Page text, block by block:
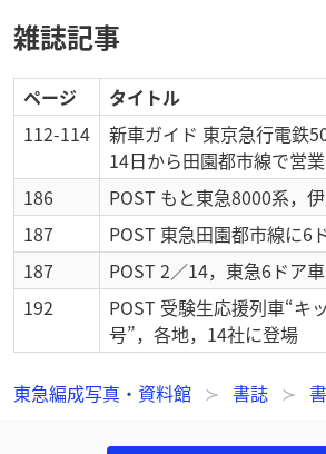
雑誌記事
ページ タイトル
112-114
新車ガイド 東京急行電鉄
14日から田園都市線で営
186 POST もと東急8000系，
187
POST 東急田園都市線に6
187
POST 2／14，東急6ドア
192
POST 受験生応援列車“キ
号”，各地，14社に登場
東急編成写真・資料館 書誌